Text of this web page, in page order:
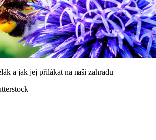
a jak jej přilákat na naši zahradu